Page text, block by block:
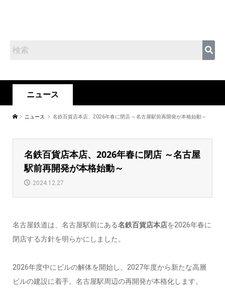
ニュース
ニュース 名鉄百貨店本店、2026年春に閉店 ～名古屋駅前再開発が本格始動～
名鉄百貨店本店、2026年春に閉店 ～名古屋
駅前再開発が本格始動～
2024.12.27
名古屋鉄道は、名古屋駅前にある名鉄百貨店本店を2026年春に
閉店する方針を明らかにしました。
2026年度中にビルの解体を開始し、2027年度から新たな高層
ビルの建設に着手。名古屋駅周辺の再開発が本格化します。